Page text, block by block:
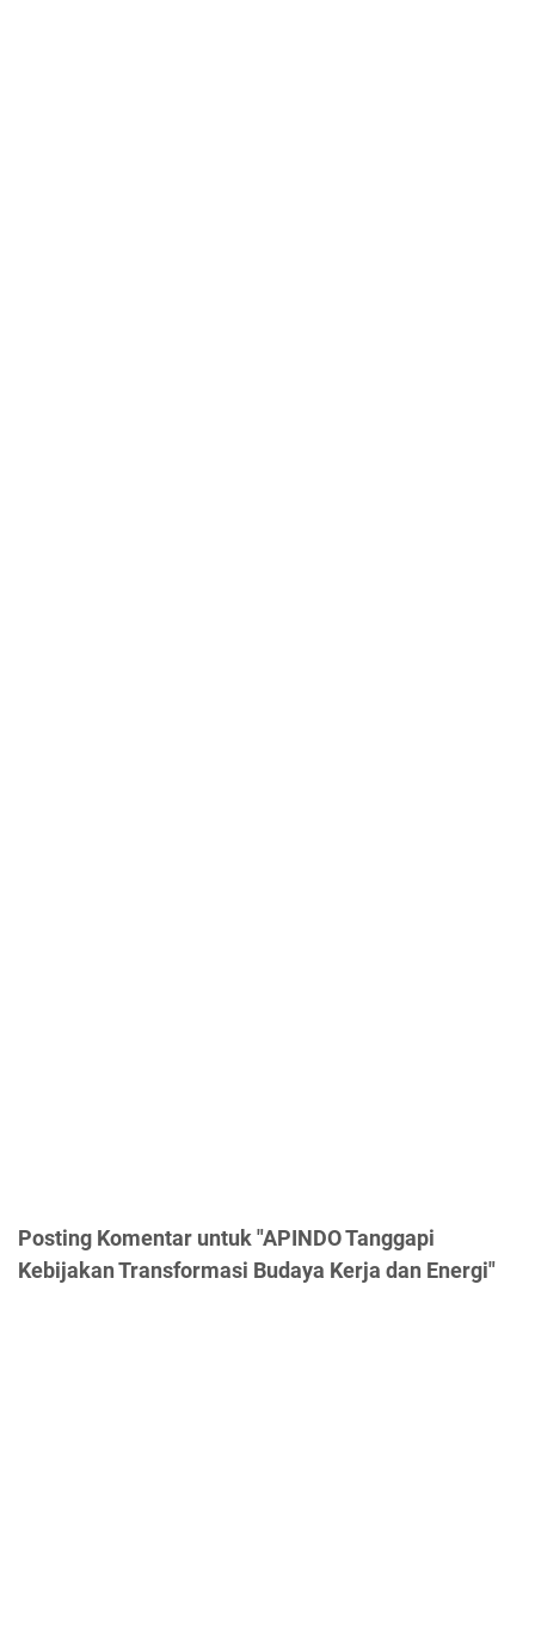
Posting Komentar untuk "APINDO Tanggapi
Kebijakan Transformasi Budaya Kerja dan Energi"